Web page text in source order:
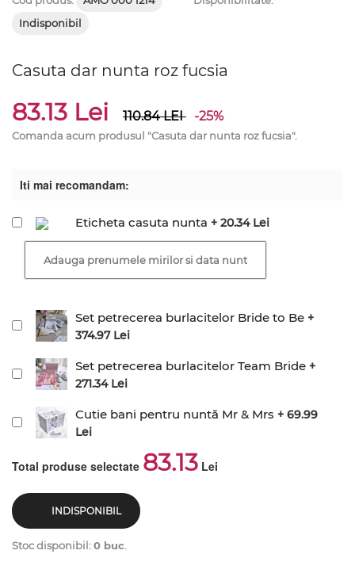
Indisponibil
Casuta dar nunta roz fucsia
83.13 Lei 110.84LEI -25%
Comanda acum produsul "Casuta dar nunta roz fucsia".
Iti mai recomandam:
Eticheta casuta nunta + 20.34 Lei
Set petrecerea burlacitelor Bride to Be +
374.97 Lei
Set petrecerea burlacitelor Team Bride +
271.34 Lei
Cutie bani pentru nuntă Mr & Mrs + 69.99
Lei
Total produse selectate 83.13 Lei
INDISPONIBIL
Stoc disponibil:0 buc.